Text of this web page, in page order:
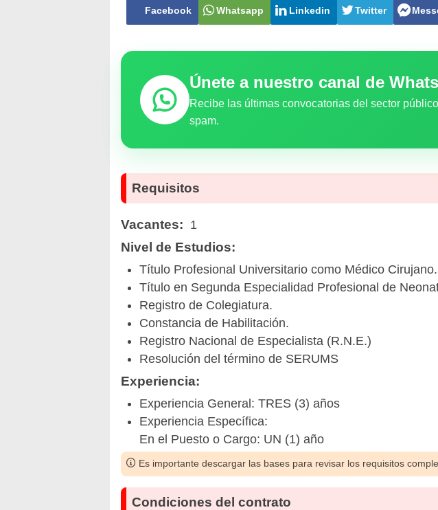
Facebook Whatsapp Linkedin Twitter
Únete a nuestro canal de
Recibe las últimas convocatorias del sector
spam.
Requisitos
Vacantes: 1
Nivel de Estudios:
Título Profesional Universitario como Médico Cirujano.
Título en Segunda Especialidad Profesional de
Registro de Colegiatura.
Constancia de Habilitación.
Registro Nacional de Especialista (R.N.E.)
Resolución del término de SERUMS
Experiencia:
Experiencia General: TRES (3) años
Experiencia Específica:
En el Puesto o Cargo: UN (1) año
Es importante descargar las bases para revisar los requisitos
Condiciones del contrato